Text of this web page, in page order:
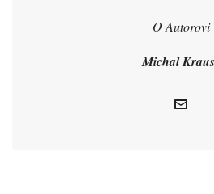
O Autorovi
Michal